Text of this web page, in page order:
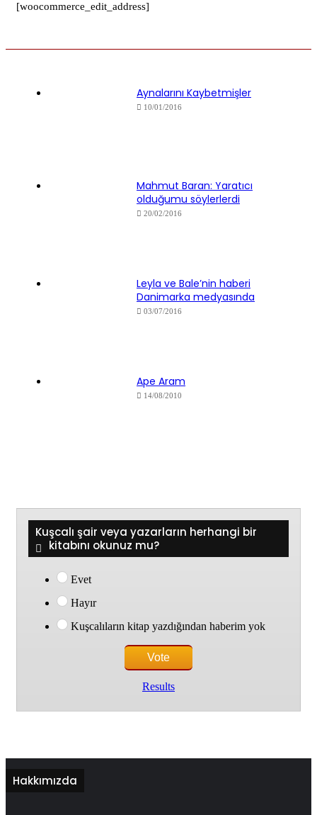
[woocommerce_edit_address]
Aynalarını Kaybetmişler
10/01/2016
Mahmut Baran: Yaratıcı
olduğumu söylerlerdi
20/02/2016
Leyla ve Bale’nin haberi
Danimarka medyasında
03/07/2016
Ape Aram
14/08/2010
Kuşcalı şair veya yazarların herhangi bir
kitabını okunuz mu?
Evet
Hayır
Kuşcalıların kitap yazdığından haberim yok
Results
Hakkımızda